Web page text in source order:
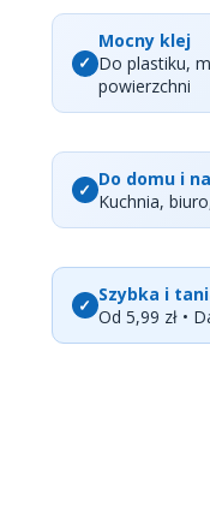
Mocny klej
Do plastiku,
powierzchni
Do domu i
Kuchnia,
Szybka i
Od 5,99 zł •